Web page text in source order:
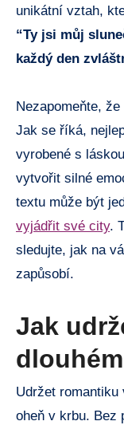
unikátní vztah,
“Ty jsi můj
každý den
Nezapomeňte,
Jak se říká,
vyrobené s
vytvořit silné
textu může být
vyjádřit své city.
sledujte, jak na
zapůsobí.
Jak
Udržet romantiku
oheň v krbu. Bez